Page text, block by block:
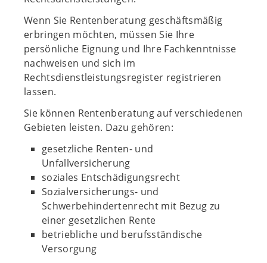
Wenn Sie Rentenberatung geschäftsmäßig
erbringen möchten, müssen Sie Ihre
persönliche Eignung und Ihre Fachkenntnisse
nachweisen und sich im
Rechtsdienstleistungsregister registrieren
lassen.
Sie können Rentenberatung auf verschiedenen
Gebieten leisten. Dazu gehören:
gesetzliche Renten- und
Unfallversicherung
soziales Entschädigungsrecht
Sozialversicherungs- und
Schwerbehindertenrecht mit Bezug zu
einer gesetzlichen Rente
betriebliche und berufsständische
Versorgung